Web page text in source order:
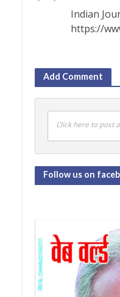
Indian
https://
Add Comment
Click here to post
Follow us on